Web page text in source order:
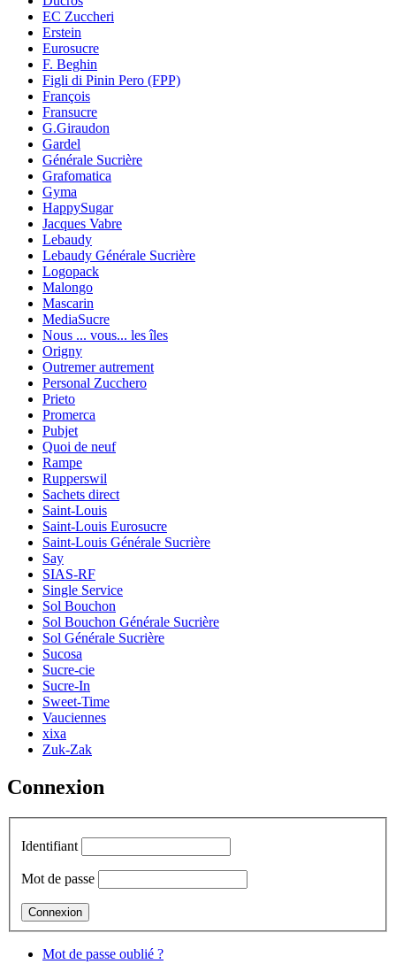
EC Zuccheri
Erstein
Eurosucre
F. Beghin
Figli di Pinin Pero (FPP)
François
Fransucre
G.Giraudon
Gardel
Générale Sucrière
Grafomatica
Gyma
HappySugar
Jacques Vabre
Lebaudy
Lebaudy Générale Sucrière
Logopack
Malongo
Mascarin
MediaSucre
Nous ... vous... les îles
Origny
Outremer autrement
Personal Zucchero
Prieto
Promerca
Pubjet
Quoi de neuf
Rampe
Rupperswil
Sachets direct
Saint-Louis
Saint-Louis Eurosucre
Saint-Louis Générale Sucrière
Say
SIAS-RF
Single Service
Sol Bouchon
Sol Bouchon Générale Sucrière
Sol Générale Sucrière
Sucosa
Sucre-cie
Sucre-In
Sweet-Time
Vauciennes
xixa
Zuk-Zak
Connexion
Identifiant
Mot de passe
Mot de passe oublié ?